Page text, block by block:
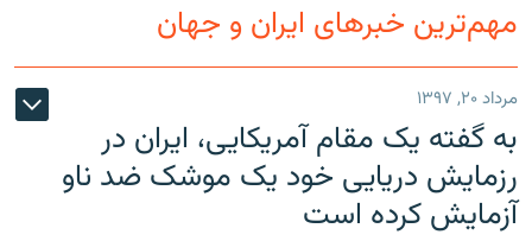
مهم‌ترین خبرهای ایران و جهان
مرداد ۲۰, ۱۳۹۷
به گفته یک مقام آمریکایی، ایران در
رزمایش دریایی خود یک موشک ضد ناو
آزمایش کرده است